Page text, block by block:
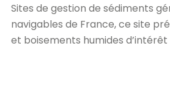
Sites de gestion de sédiments
navigables de France, ce site
et boisements humides d’intérêt